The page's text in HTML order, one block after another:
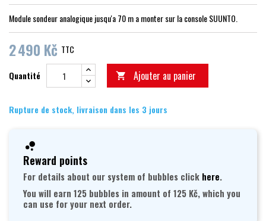
Module sondeur analogique jusqu'a 70 m a monter sur la console SUUNTO.
2 490 Kč TTC
Quantité  Ajouter au panier
Rupture de stock, livraison dans les 3 jours
Reward points
For details about our system of bubbles click here.
You will earn 125 bubbles in amount of 125 Kč, which you
can use for your next order.